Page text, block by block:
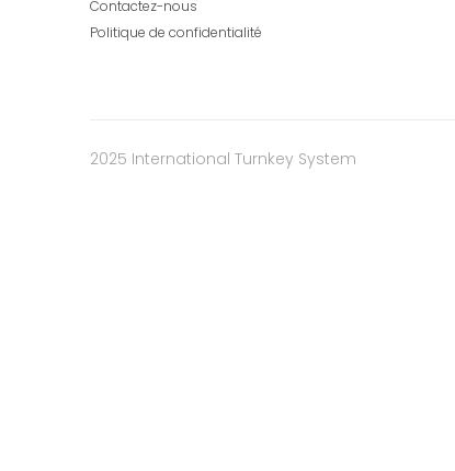
Contactez-nous
Politique de confidentialité
2025 International Turnkey System